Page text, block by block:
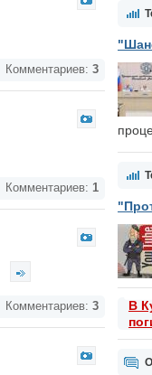
В
Комментариев: 3
Комментариев: 1
Комментариев: 3